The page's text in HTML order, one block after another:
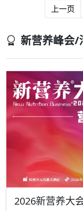
上一页
新营养峰会/
2026新营养大